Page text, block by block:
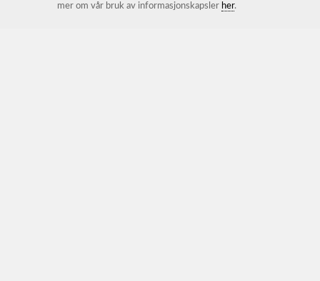
mer om vår bruk av informasjonskapsler her.